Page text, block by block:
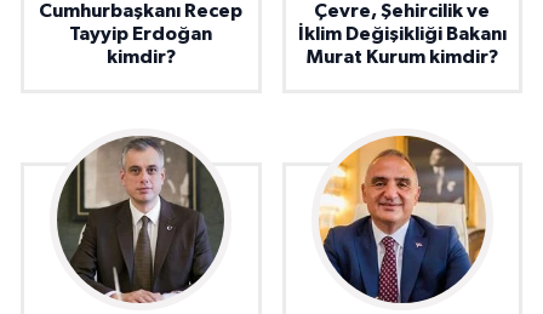
Cumhurbaşkanı Recep
Tayyip Erdoğan
kimdir?
Çevre, Şehircilik ve
İklim Değişikliği Bakanı
Murat Kurum kimdir?